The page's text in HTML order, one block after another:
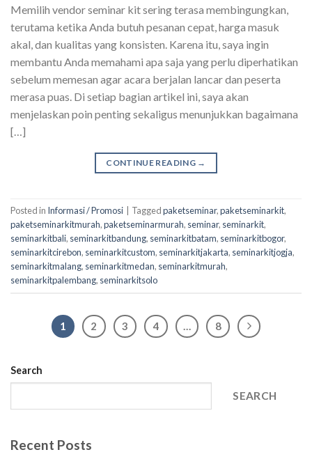
Memilih vendor seminar kit sering terasa membingungkan,
terutama ketika Anda butuh pesanan cepat, harga masuk
akal, dan kualitas yang konsisten. Karena itu, saya ingin
membantu Anda memahami apa saja yang perlu diperhatikan
sebelum memesan agar acara berjalan lancar dan peserta
merasa puas. Di setiap bagian artikel ini, saya akan
menjelaskan poin penting sekaligus menunjukkan bagaimana
[…]
CONTINUE READING →
Posted in Informasi / Promosi Taggedpaketseminar,paketseminarkit,
paketseminarkitmurah,paketseminarmurah, seminar, seminarkit,
seminarkitbali, seminarkitbandung, seminarkitbatam, seminarkitbogor,
seminarkitcirebon, seminarkitcustom, seminarkitjakarta, seminarkitjogja,
seminarkitmalang, seminarkitmedan, seminarkitmurah,
seminarkitpalembang, seminarkitsolo
1 2 3 4 8
Search
SEARCH
Recent Posts